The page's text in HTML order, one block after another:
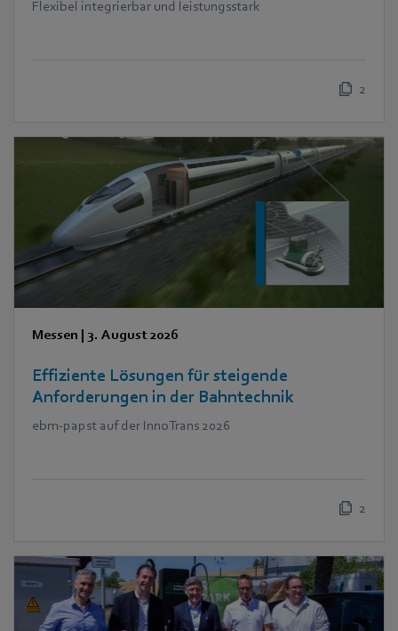
Flexibel integrierbar und leistungsstark
2
Messen | 3. August 2026
Effiziente Lösungen für steigende
Anforderungen in der Bahntechnik
ebm‑papst auf der InnoTrans 2026
2